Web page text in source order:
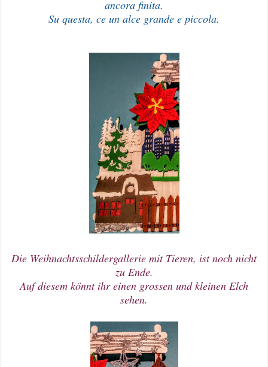
ancora finita.
Su questa, ce un alce grande e piccola.
Die Weihnachtsschildergallerie mit Tieren, ist noch nicht
zu Ende.
Auf diesem könnt ihr einen grossen und kleinen Elch
sehen.